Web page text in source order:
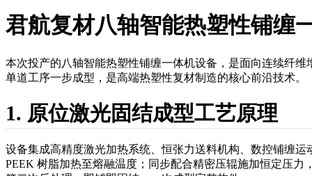
君航复材八轴智能热塑性铺缠
本次投产的八轴智能热塑性铺缠一体机设备，是面向连续纤
单道工序一步成型，是高端热塑性复材制造的核心前沿技术。
1. 原位激光固结成型工艺原理
设备集成高精度激光加热系统、恒张力送料机构、数控铺缠
PEEK 树脂加热至熔融温度；同步配合精密压辊施加恒定压